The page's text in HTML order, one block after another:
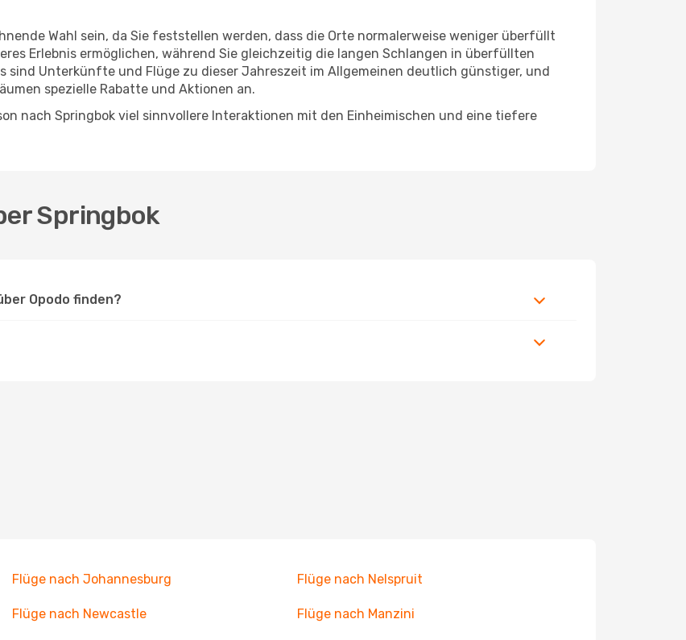
Wahl sein, da Sie feststellen werden, dass die Orte normalerweise weniger überfüllt
Erlebnis ermöglichen, während Sie gleichzeitig die langen Schlangen in überfüllten
sind Unterkünfte und Flüge zu dieser Jahreszeit im Allgemeinen deutlich günstiger, und
spezielle Rabatte und Aktionen an.
nach Springbok viel sinnvollere Interaktionen mit den Einheimischen und eine tiefere
Springbok
Opodo finden?
Flüge nach Johannesburg Flüge nach Nelspruit
Flüge nach Newcastle Flüge nach Manzini